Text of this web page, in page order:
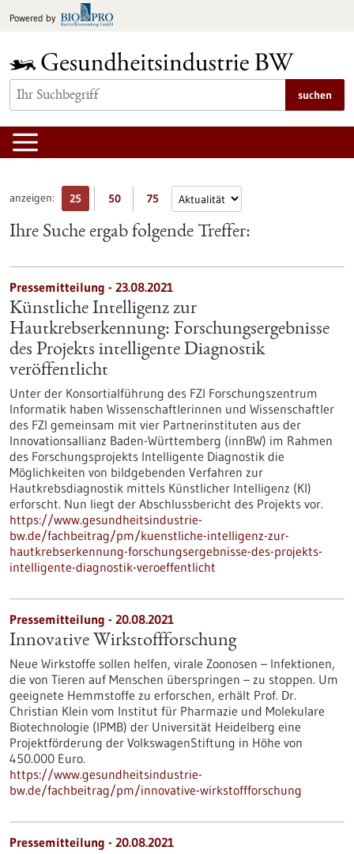
Inhalt
Powered by
suchen
anzeigen: 25 50 75
Ihre Suche ergab folgende Treffer:
Pressemitteilung - 23.08.2021
Künstliche Intelligenz zur
Hautkrebserkennung: Forschungsergebnisse
des Projekts intelligente Diagnostik
veröffentlicht
Unter der Konsortialführung des FZI Forschungszentrum
Informatik haben Wissenschaftlerinnen und Wissenschaftler
des FZI gemeinsam mit vier Partnerinstituten aus der
Innovationsallianz Baden-Württemberg (innBW) im Rahmen
des Forschungsprojekts Intelligente Diagnostik die
Möglichkeiten von bildgebenden Verfahren zur
Hautkrebsdiagnostik mittels Künstlicher Intelligenz (KI)
erforscht. Nun liegt der Abschlussbericht des Projekts vor.
https://www.gesundheitsindustrie-
bw.de/fachbeitrag/pm/kuenstliche-intelligenz-zur-
hautkrebserkennung-forschungsergebnisse-des-projekts-
intelligente-diagnostik-veroeffentlicht
Pressemitteilung - 20.08.2021
Innovative Wirkstoffforschung
Neue Wirkstoffe sollen helfen, virale Zoonosen – Infektionen,
die von Tieren auf Menschen überspringen – zu stoppen. Um
geeignete Hemmstoffe zu erforschen, erhält Prof. Dr.
Christian Klein vom Institut für Pharmazie und Molekulare
Biotechnologie (IPMB) der Universität Heidelberg eine
Projektförderung der VolkswagenStiftung in Höhe von
450.000 Euro.
https://www.gesundheitsindustrie-
bw.de/fachbeitrag/pm/innovative-wirkstoffforschung
Pressemitteilung - 20.08.2021